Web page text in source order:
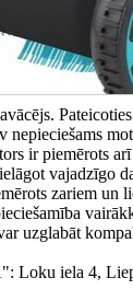
nepieciešams
ir piemērots
vajadzīgo
zariem un
uzglabāt
Loku iela 4,